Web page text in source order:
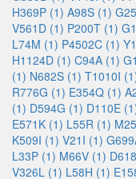
H369P (1) A98S (1)
V561D (1) P200T (1)
L74M (1) P4502C (1)
H1124D (1) C94A (1)
(1) N682S (1) T1010I
R776G (1) E354Q (1)
(1) D594G (1) D110E
E571K (1) L55R (1)
K509I (1) V21I (1)
L33P (1) M66V (1)
V326L (1) L58H (1)